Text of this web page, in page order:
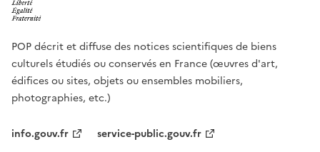
POP décrit et diffuse des notices scientifiques de biens
culturels étudiés ou conservés en France (œuvres d'art,
édifices ou sites, objets ou ensembles mobiliers,
photographies, etc.)
info.gouv.fr service-public.gouv.fr